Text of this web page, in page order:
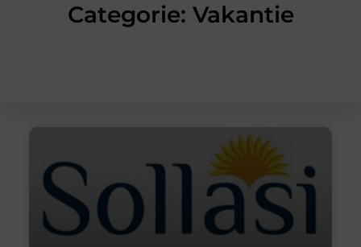
Categorie: Vakantie